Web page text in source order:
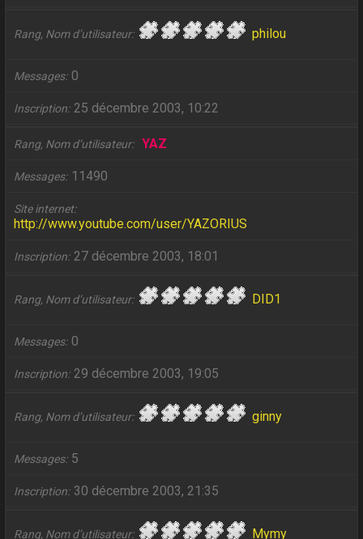
Rang, Nom d’utilisateur philou
Messages 0
Inscription 25 décembre 2003, 10:22
Rang, Nom d’utilisateur YAZ
Messages 11490
Site internet
http://www.youtube.com/user/YAZORIUS
Inscription 27 décembre 2003, 18:01
Rang, Nom d’utilisateur DID1
Messages 0
Inscription 29 décembre 2003, 19:05
Rang, Nom d’utilisateur ginny
Messages 5
Inscription 30 décembre 2003, 21:35
Rang, Nom d’utilisateur Mymy